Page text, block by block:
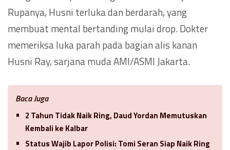
Rupanya, Husni terluka dan berdarah, yang
membuat mental bertanding mulai drop. Dokter
memeriksa luka parah pada bagian alis kanan
Husni Ray, sarjana muda AMI/ASMI Jakarta.
Baca Juga
2 Tahun Tidak Naik Ring, Daud Yordan Memutuskan
Kembali ke Kalbar
Status Wajib Lapor Polisi: Tomi Seran Siap Naik Ring